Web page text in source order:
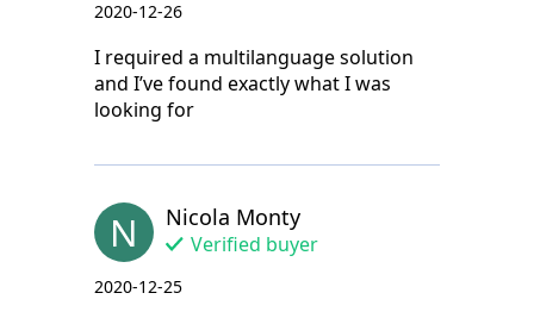
2020-12-26
I required a multilanguage solution
and I’ve found exactly what I was
looking for
N Nicola Monty
Verified buyer
2020-12-25